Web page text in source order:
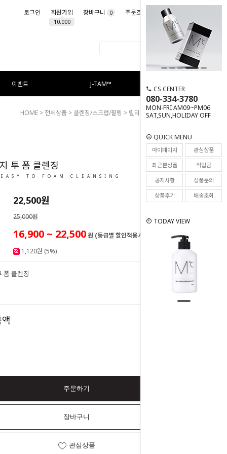
로그인 회원가입
10,000
장바구니 0 주문조회 마이페이지
이벤트 J-TAM™
CS CENTER
080-334-3780
MON-FRI AM09~PM06
SAT,SUN,HOLIDAY OFF
QUICK MENU
마이페이지
관심상품
최근본상품
적립금
공지사항
상품문의
상품후기
배송조회
TODAY VIEW
HOME > 전체상품 > 클렌징/스크럽/필링 > 릴리프 이지 투 폼 클렌징
16
투 폼 클렌징
TO FOAM CLEANSING
22,500원
25,000원
16,900 ~ 22,500원 (등급별 할인적용시)
1,120원 (5%)
폼 클렌징
주문하기
장바구니
관심상품